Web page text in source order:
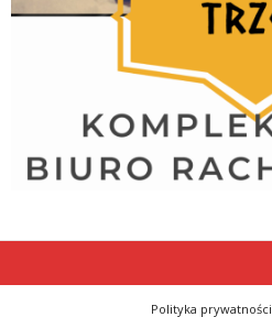
Polityka prywatności